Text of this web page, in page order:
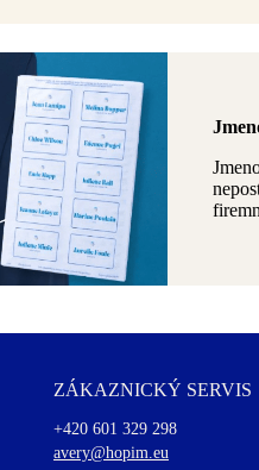
ZÁKAZNICKÝ SERVIS
+420 601 329 298
avery@hopim.eu